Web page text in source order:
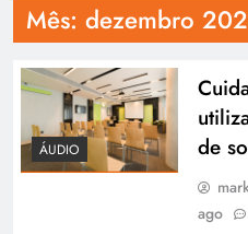
Mês: dezembro
ÁUDIO
de
ago